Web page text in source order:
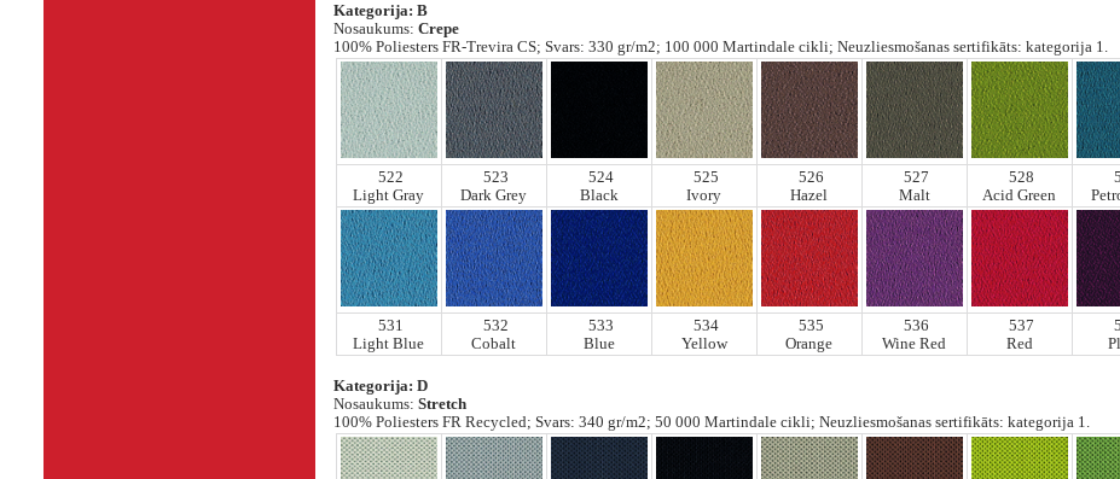
Kategorija: B
Nosaukums: Crepe
100% Poliesters FR-Trevira CS; Svars: 330 gr/m2; 100 000 Martindale cikli; Neuzliesmošanas sertifikāts: kategorija 1.
522
Light Gray
523
Dark Grey
524
Black
525
Ivory
526
Hazel
527
Malt
528
Acid Green
531
Light Blue
532
Cobalt
533
Blue
534
Yellow
535
Orange
536
Wine Red
537
Red
Kategorija: D
Nosaukums: Stretch
100% Poliesters FR Recycled; Svars: 340 gr/m2; 50 000 Martindale cikli; Neuzliesmošanas sertifikāts: kategorija 1.